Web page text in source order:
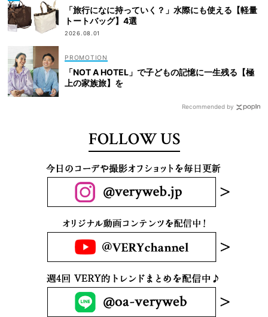
「旅行になに持っていく？」水際にも使える【軽量
トートバッグ】4選
2026.08.01
「NOT A HOTEL」で子どもの記憶に一生残る【極
上の家族旅】を
Recommended by
FOLLOW US